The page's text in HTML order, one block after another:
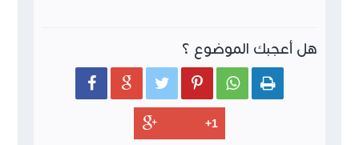
هل أعجبك الموضوع ؟
     